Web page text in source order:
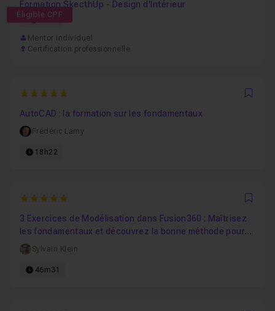
Éligible CPF
Formation SkecthUp - Design d'Intérieur
67h
Mentor individuel
Certification professionnelle
5
AutoCAD : la formation sur les fondamentaux
Frédéric Lamy
18h22
5
3 Exercices de Modélisation dans Fusion360 : Maîtrisez
les fondamentaux et découvrez la bonne méthode pour
tous modèles !
Sylvain Klein
46m31